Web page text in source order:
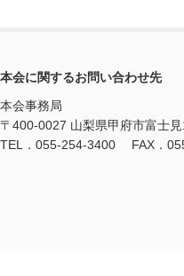
本会に関するお問い合わせ先
本会事務局
〒400-0027 山梨県甲府市富士
TEL．055-254-3400 FAX．